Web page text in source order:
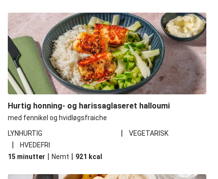
Hurtig honning- og harissaglaseret halloumi
med fennikel og hvidløgsfraiche
LYNHURTIG
| VEGETARISK
|
HVEDEFRI
15 minutter | Nemt | 921 kcal